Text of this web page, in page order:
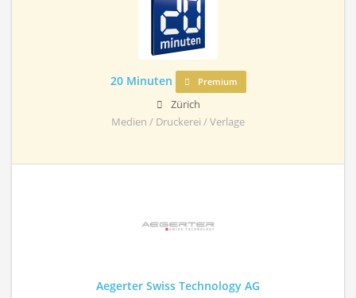
20 Minuten Premium
Zürich
Medien / Druckerei / Verlage
Aegerter Swiss Technology AG